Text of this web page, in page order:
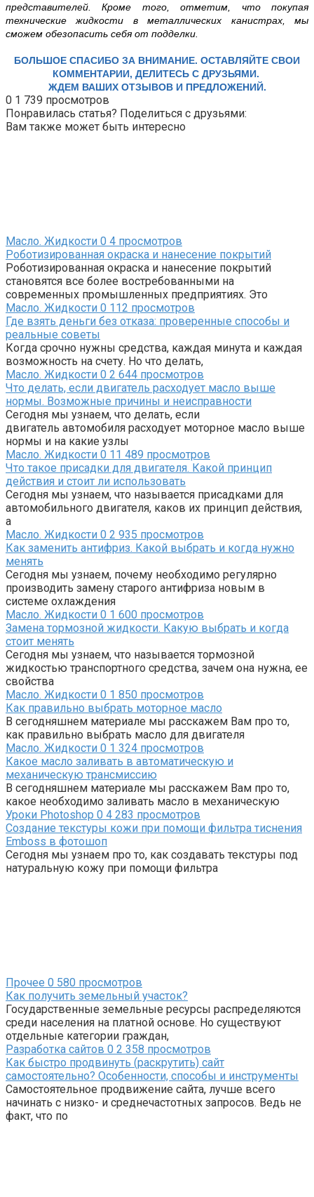
представителей. Кроме того, отметим, что покупая
технические жидкости в металлических канистрах, мы
сможем обезопасить себя от подделки.
БОЛЬШОЕ СПАСИБО ЗА ВНИМАНИЕ. ОСТАВЛЯЙТЕ СВОИ
КОММЕНТАРИИ, ДЕЛИТЕСЬ С ДРУЗЬЯМИ.
ЖДЕМ ВАШИХ ОТЗЫВОВ И ПРЕДЛОЖЕНИЙ.
0 1 739 просмотров
Понравилась статья? Поделиться с друзьями:
Вам также может быть интересно
Масло. Жидкости 0 4 просмотров
Роботизированная окраска и нанесение покрытий
Роботизированная окраска и нанесение покрытий
становятся все более востребованными на
современных промышленных предприятиях. Это
Масло. Жидкости 0 112 просмотров
Где взять деньги без отказа: проверенные способы и
реальные советы
Когда срочно нужны средства, каждая минута и каждая
возможность на счету. Но что делать,
Масло. Жидкости 0 2 644 просмотров
Что делать, если двигатель расходует масло выше
нормы. Возможные причины и неисправности
Сегодня мы узнаем, что делать, если
двигатель автомобиля расходует моторное масло выше
нормы и на какие узлы
Масло. Жидкости 0 11 489 просмотров
Что такое присадки для двигателя. Какой принцип
действия и стоит ли использовать
Сегодня мы узнаем, что называется присадками для
автомобильного двигателя, каков их принцип действия,
а
Масло. Жидкости 0 2 935 просмотров
Как заменить антифриз. Какой выбрать и когда нужно
менять
Сегодня мы узнаем, почему необходимо регулярно
производить замену старого антифриза новым в
системе охлаждения
Масло. Жидкости 0 1 600 просмотров
Замена тормозной жидкости. Какую выбрать и когда
стоит менять
Сегодня мы узнаем, что называется тормозной
жидкостью транспортного средства, зачем она нужна, ее
свойства
Масло. Жидкости 0 1 850 просмотров
Как правильно выбрать моторное масло
В сегодняшнем материале мы расскажем Вам про то,
как правильно выбрать масло для двигателя
Масло. Жидкости 0 1 324 просмотров
Какое масло заливать в автоматическую и
механическую трансмиссию
В сегодняшнем материале мы расскажем Вам про то,
какое необходимо заливать масло в механическую
Уроки Photoshop 0 4 283 просмотров
Создание текстуры кожи при помощи фильтра тиснения
Emboss в фотошоп
Сегодня мы узнаем про то, как создавать текстуры под
натуральную кожу при помощи фильтра
Прочее 0 580 просмотров
Как получить земельный участок?
Государственные земельные ресурсы распределяются
среди населения на платной основе. Но существуют
отдельные категории граждан,
Разработка сайтов 0 2 358 просмотров
Как быстро продвинуть (раскрутить) сайт
самостоятельно? Особенности, способы и инструменты
Самостоятельное продвижение сайта, лучше всего
начинать с низко- и среднечастотных запросов. Ведь не
факт, что по